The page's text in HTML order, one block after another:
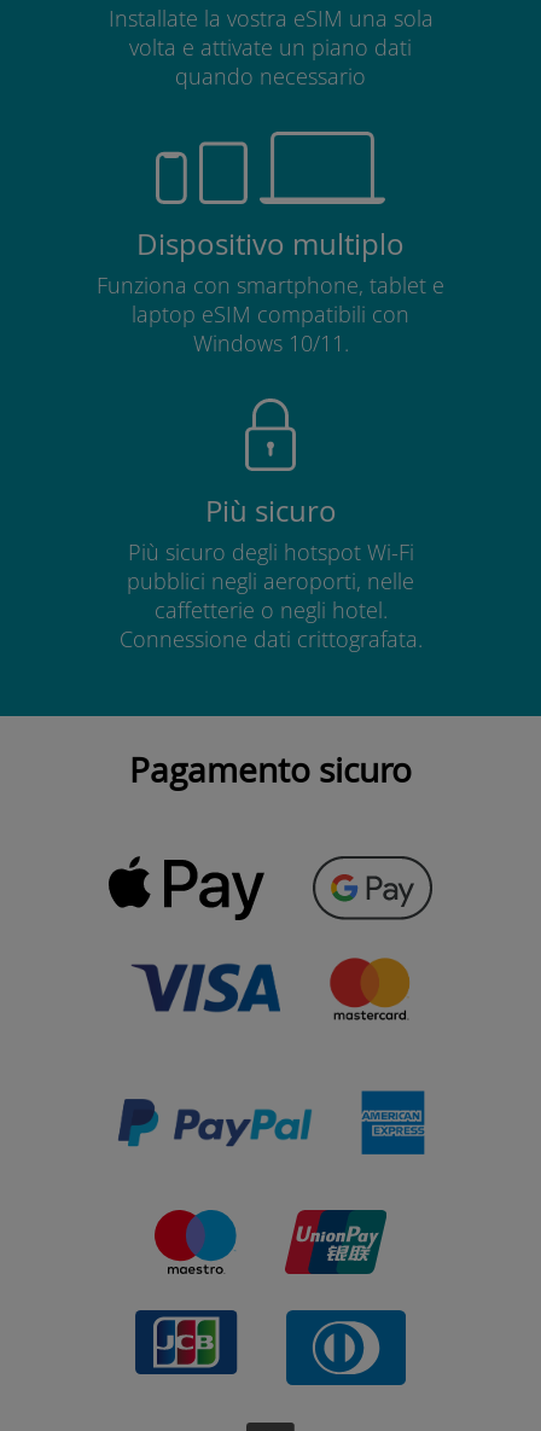
Installate la vostra eSIM una sola
volta e attivate un piano dati
quando necessario
Dispositivo multiplo
Funziona con smartphone, tablet e
laptop eSIM compatibili con
Windows 10/11.
Più sicuro
Più sicuro degli hotspot Wi-Fi
pubblici negli aeroporti, nelle
caffetterie o negli hotel.
Connessione dati crittografata.
Pagamento sicuro